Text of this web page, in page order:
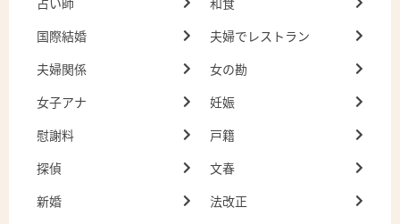
国際結婚
夫婦でレストラン
夫婦関係
女の勘
女子アナ
妊娠
慰謝料
戸籍
探偵
文春
新婚
法改正